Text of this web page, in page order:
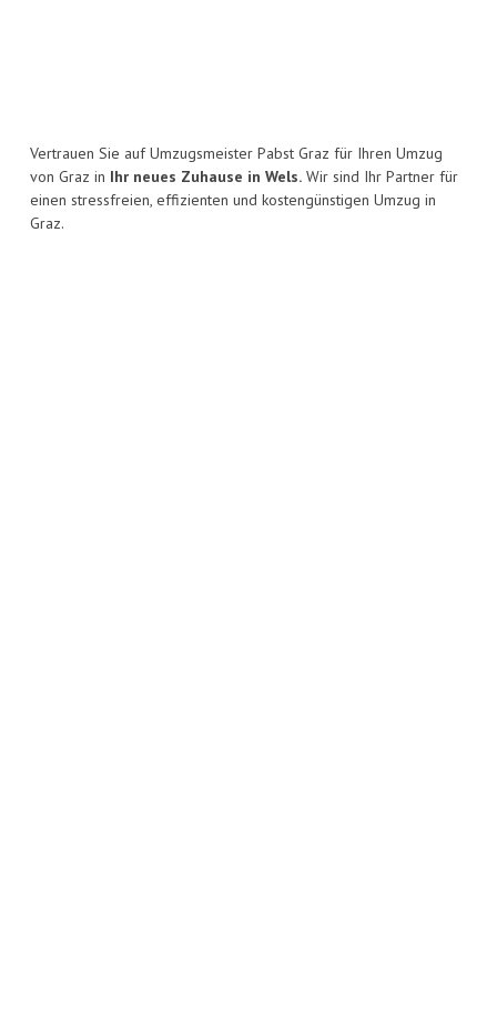
Vertrauen Sie auf Umzugsmeister Pabst Graz für Ihren Umzug
von Graz in Ihr neues Zuhause in Wels. Wir sind Ihr Partner für
einen stressfreien, effizienten und kostengünstigen Umzug in
Graz.